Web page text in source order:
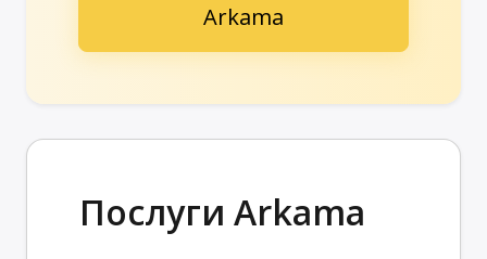
Arkama
Послуги Arkama